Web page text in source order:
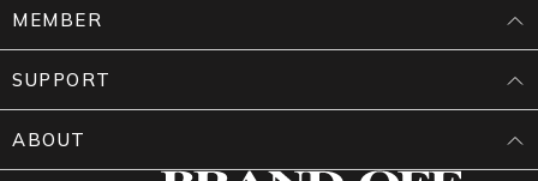
MEMBER
SUPPORT
ABOUT